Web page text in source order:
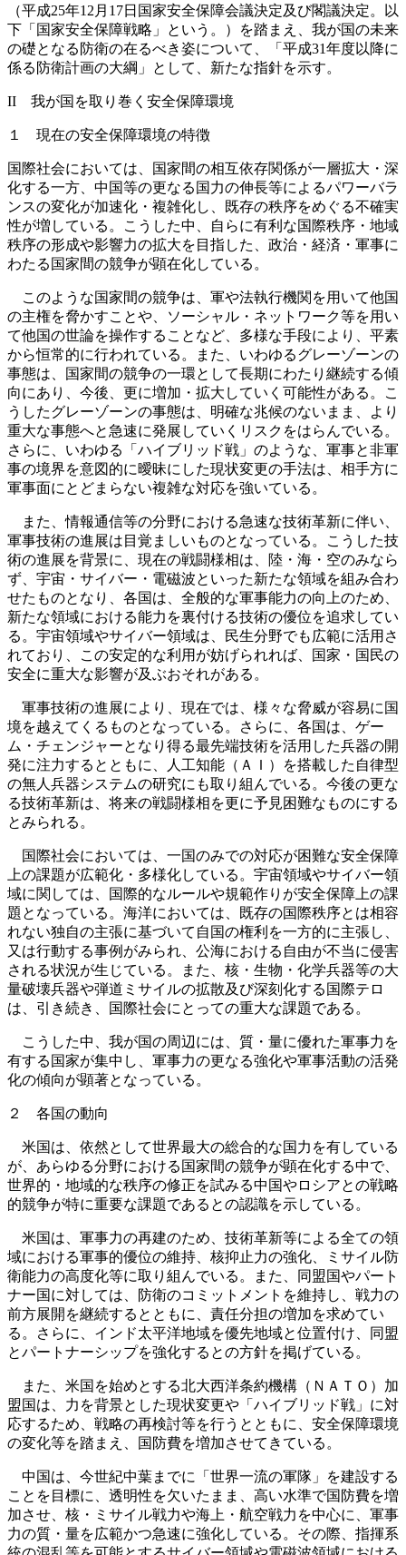
（平成25年12月17日国家安全保障会議決定及び閣議決定。以
下「国家安全保障戦略」という。）を踏まえ、我が国の未来
の礎となる防衛の在るべき姿について、「平成31年度以降に
係る防衛計画の大綱」として、新たな指針を示す。
II 我が国を取り巻く安全保障環境
１ 現在の安全保障環境の特徴
国際社会においては、国家間の相互依存関係が一層拡大・深
化する一方、中国等の更なる国力の伸長等によるパワーバラ
ンスの変化が加速化・複雑化し、既存の秩序をめぐる不確実
性が増している。こうした中、自らに有利な国際秩序・地域
秩序の形成や影響力の拡大を目指した、政治・経済・軍事に
わたる国家間の競争が顕在化している。
このような国家間の競争は、軍や法執行機関を用いて他国
の主権を脅かすことや、ソーシャル・ネットワーク等を用い
て他国の世論を操作することなど、多様な手段により、平素
から恒常的に行われている。また、いわゆるグレーゾーンの
事態は、国家間の競争の一環として長期にわたり継続する傾
向にあり、今後、更に増加・拡大していく可能性がある。こ
うしたグレーゾーンの事態は、明確な兆候のないまま、より
重大な事態へと急速に発展していくリスクをはらんでいる。
さらに、いわゆる「ハイブリッド戦」のような、軍事と非軍
事の境界を意図的に曖昧にした現状変更の手法は、相手方に
軍事面にとどまらない複雑な対応を強いている。
また、情報通信等の分野における急速な技術革新に伴い、
軍事技術の進展は目覚ましいものとなっている。こうした技
術の進展を背景に、現在の戦闘様相は、陸・海・空のみなら
ず、宇宙・サイバー・電磁波といった新たな領域を組み合わ
せたものとなり、各国は、全般的な軍事能力の向上のため、
新たな領域における能力を裏付ける技術の優位を追求してい
る。宇宙領域やサイバー領域は、民生分野でも広範に活用さ
れており、この安定的な利用が妨げられれば、国家・国民の
安全に重大な影響が及ぶおそれがある。
軍事技術の進展により、現在では、様々な脅威が容易に国
境を越えてくるものとなっている。さらに、各国は、ゲー
ム・チェンジャーとなり得る最先端技術を活用した兵器の開
発に注力するとともに、人工知能（ＡＩ）を搭載した自律型
の無人兵器システムの研究にも取り組んでいる。今後の更な
る技術革新は、将来の戦闘様相を更に予見困難なものにする
とみられる。
国際社会においては、一国のみでの対応が困難な安全保障
上の課題が広範化・多様化している。宇宙領域やサイバー領
域に関しては、国際的なルールや規範作りが安全保障上の課
題となっている。海洋においては、既存の国際秩序とは相容
れない独自の主張に基づいて自国の権利を一方的に主張し、
又は行動する事例がみられ、公海における自由が不当に侵害
される状況が生じている。また、核・生物・化学兵器等の大
量破壊兵器や弾道ミサイルの拡散及び深刻化する国際テロ
は、引き続き、国際社会にとっての重大な課題である。
こうした中、我が国の周辺には、質・量に優れた軍事力を
有する国家が集中し、軍事力の更なる強化や軍事活動の活発
化の傾向が顕著となっている。
２ 各国の動向
米国は、依然として世界最大の総合的な国力を有している
が、あらゆる分野における国家間の競争が顕在化する中で、
世界的・地域的な秩序の修正を試みる中国やロシアとの戦略
的競争が特に重要な課題であるとの認識を示している。
米国は、軍事力の再建のため、技術革新等による全ての領
域における軍事的優位の維持、核抑止力の強化、ミサイル防
衛能力の高度化等に取り組んでいる。また、同盟国やパート
ナー国に対しては、防衛のコミットメントを維持し、戦力の
前方展開を継続するとともに、責任分担の増加を求めてい
る。さらに、インド太平洋地域を優先地域と位置付け、同盟
とパートナーシップを強化するとの方針を掲げている。
また、米国を始めとする北大西洋条約機構（ＮＡＴＯ）加
盟国は、力を背景とした現状変更や「ハイブリッド戦」に対
応するため、戦略の再検討等を行うとともに、安全保障環境
の変化等を踏まえ、国防費を増加させてきている。
中国は、今世紀中葉までに「世界一流の軍隊」を建設する
ことを目標に、透明性を欠いたまま、高い水準で国防費を増
加させ、核・ミサイル戦力や海上・航空戦力を中心に、軍事
力の質・量を広範かつ急速に強化している。その際、指揮系